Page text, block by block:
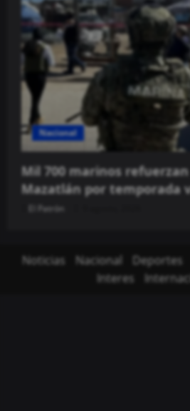
Nacional
Mil 700 marinos
Mazatlán por temporada
El Patrón
Noticias Nacional Deportes
Interes